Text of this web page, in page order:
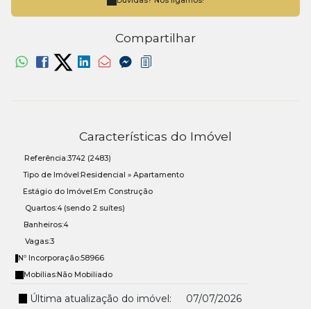
Compartilhar
Características do Imóvel
Referência:3742 (2483)
Tipo de Imóvel:Residencial » Apartamento
Estágio do Imóvel:Em Construção
Quartos:4 (sendo 2 suítes)
Banheiros:4
Vagas:3
Nº Incorporação:58966
Mobílias:Não Mobiliado
Última atualização do imóvel: 07/07/2026